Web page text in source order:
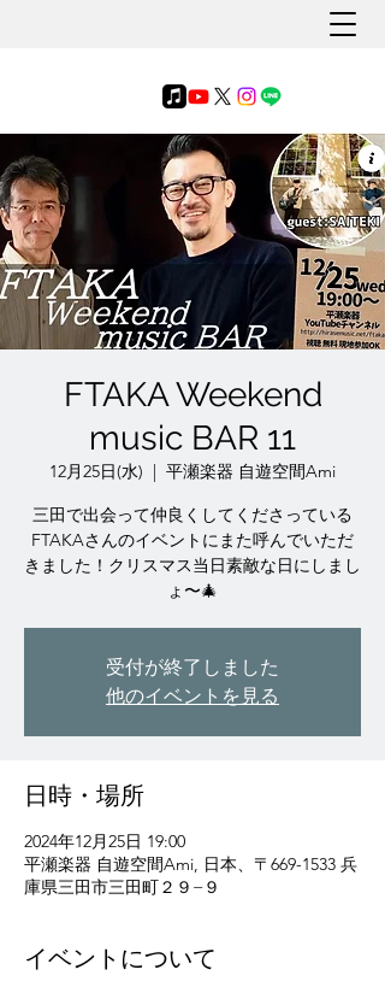
FTAKA Weekend
music BAR 11
12月25日(水)
  |
平瀬楽器 自遊空間Ami
三田で出会って仲良くしてくださっている
FTAKAさんのイベントにまた呼んでいただ
きました！クリスマス当日素敵な日にしまし
ょ〜🎄
受付が終了しました
他のイベントを見る
日時・場所
2024年12月25日 19:00
平瀬楽器 自遊空間Ami, 日本、〒669-1533 兵
庫県三田市三田町２９−９
イベントについて